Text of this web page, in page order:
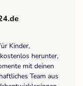
Kinder,
herunter,
mit deinen
Team aus